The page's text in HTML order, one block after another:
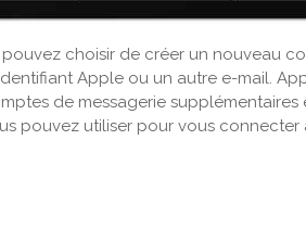
pouvez choisir de créer un nouveau
Apple ou un autre e-mail.
de messagerie supplémentaires
pouvez utiliser pour vous connecter